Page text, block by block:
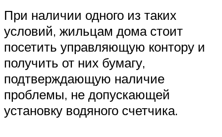
При наличии одного из таких
условий, жильцам дома стоит
посетить управляющую контору и
получить от них бумагу,
подтверждающую наличие
проблемы, не допускающей
установку водяного счетчика.